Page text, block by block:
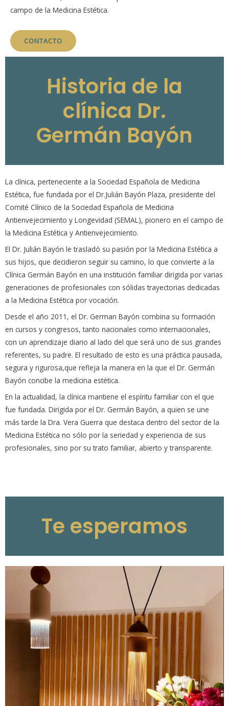
campo de la Medicina Estética.
CONTACTO
Historia de la
clínica Dr.
Germán Bayón
La clínica, perteneciente a la Sociedad Española de Medicina
Estética, fue fundada por el Dr.Julián Bayón Plaza, presidente del
Comité Clínico de la Sociedad Española de Medicina
Antienvejecimiento y Longevidad (SEMAL), pionero en el campo de
la Medicina Estética y Antienvejecimiento.
El Dr. Julián Bayón le trasladó su pasión por la Medicina Estética a
sus hijos, que decidieron seguir su camino, lo que convierte a la
Clínica Germán Bayón en una institución familiar dirigida por varias
generaciones de profesionales con sólidas trayectorias dedicadas
a la Medicina Estética por vocación.
Desde el año 2011, el Dr. German Bayón combina su formación
en cursos y congresos, tanto nacionales como internacionales,
con un aprendizaje diario al lado del que será uno de sus grandes
referentes, su padre. El resultado de esto es una práctica pausada,
segura y rigurosa,que refleja la manera en la que el Dr. Germán
Bayón concibe la medicina estética.
En la actualidad, la clínica mantiene el espíritu familiar con el que
fue fundada. Dirigida por el Dr. Germán Bayón, a quien se une
más tarde la Dra. Vera Guerra que destaca dentro del sector de la
Medicina Estética no sólo por la seriedad y experiencia de sus
profesionales, sino por su trato familiar, abierto y transparente.
Te esperamos